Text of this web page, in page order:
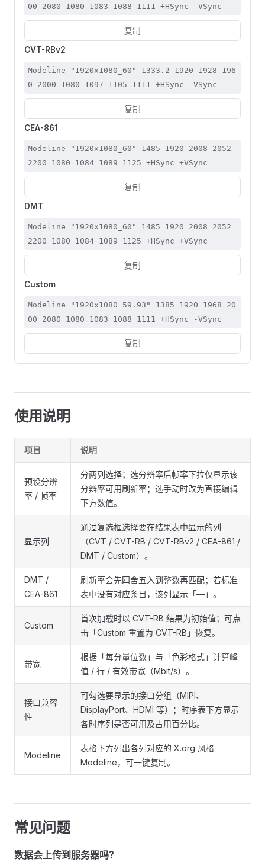
00 2080 1080 1083 1088 1111 +HSync -VSync
复制
CVT-RBv2
Modeline "1920x1080_60" 1333.2 1920 1928 196
0 2000 1080 1097 1105 1111 +HSync -VSync
复制
CEA-861
Modeline "1920x1080_60" 1485 1920 2008 2052
2200 1080 1084 1089 1125 +HSync +VSync
复制
DMT
Modeline "1920x1080_60" 1485 1920 2008 2052
2200 1080 1084 1089 1125 +HSync +VSync
复制
Custom
Modeline "1920x1080_59.93" 1385 1920 1968 20
00 2080 1080 1083 1088 1111 +HSync -VSync
复制
使用说明
项目 说明
预设分辨
率 / 帧率
分两列选择；选分辨率后帧率下拉仅显示该
分辨率可用刷新率；选手动时改为直接编辑
下方数值。
显示列
通过复选框选择要在结果表中显示的列
（CVT / CVT-RB / CVT-RBv2 / CEA-861 /
DMT / Custom）。
DMT /
CEA-861
刷新率会先四舍五入到整数再匹配；若标准
表中没有对应条目，该列显示「—」。
Custom
首次加载时以 CVT-RB 结果为初始值；可点
击「Custom 重置为 CVT-RB」恢复。
带宽
根据「每分量位数」与「色彩格式」计算峰
值 / 行 / 有效带宽（Mbit/s）。
接口兼容
性
可勾选要显示的接口分组（MIPI、
DisplayPort、HDMI 等）；时序表下方显示
各时序列是否可用及占用百分比。
Modeline
表格下方列出各列对应的 X.org 风格
Modeline，可一键复制。
常见问题
数据会上传到服务器吗？